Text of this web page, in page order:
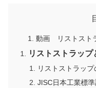
動画 リストスト
リストストラッ
リストストラップ
JISC日本工業標